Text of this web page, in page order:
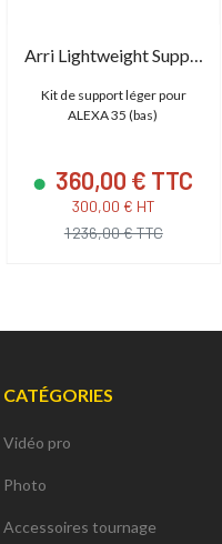
Arri Lightweight Support Set - Bottom
Kit de support léger pour
ALEXA 35 (bas)
360,00 € TTC
300,00 € HT
1 236,00 € TTC
CATÉGORIES
Vidéo pro
Photo
Accessoires tournage